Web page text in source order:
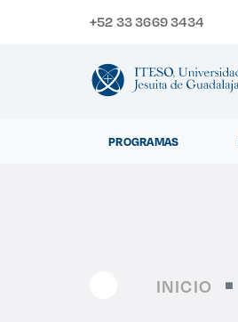
+52 33 3669 3434
PROGRAMAS
INICIO